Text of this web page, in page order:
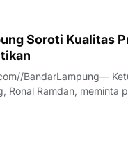
Soroti Kualitas
BandarLampung—
Ronal Ramdan, meminta
proyek konstruksi.Hal